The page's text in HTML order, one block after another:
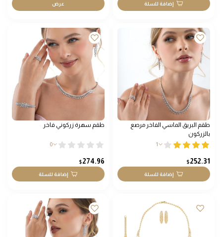
إضافة للسلة عرض
طقم البريق الماسي الفاخر مرصع
بالزركون
1
252.31
$
إضافة للسلة
طقم سهرة زركوني فاخر
0
274.96
$
إضافة للسلة